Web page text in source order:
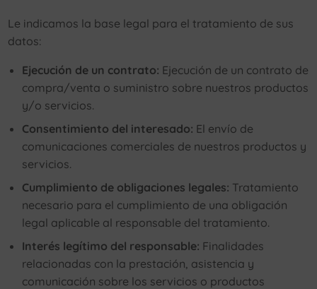
Le indicamos la base legal para el tratamiento de sus
datos:
Ejecución de un contrato: Ejecución de un contrato de
compra/venta o suministro sobre nuestros productos
y/o servicios.
Consentimiento del interesado: El envío de
comunicaciones comerciales de nuestros productos y
servicios.
Cumplimiento de obligaciones legales: Tratamiento
necesario para el cumplimiento de una obligación
legal aplicable al responsable del tratamiento.
Interés legítimo del responsable: Finalidades
relacionadas con la prestación, asistencia y
comunicación sobre los servicios o productos